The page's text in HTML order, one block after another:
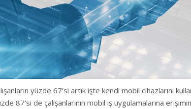
yüzde 67’si artık işte kendi mobil cihazlarını
87’si de çalışanlarının mobil iş uygulamalarına